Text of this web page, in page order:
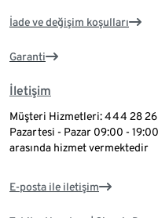
İade ve değişim koşulları
Garanti
İletişim
Müşteri Hizmetleri: 444 28 26
Pazartesi - Pazar 09:00 -
arasında hizmet vermektedir
E-posta ile iletişim